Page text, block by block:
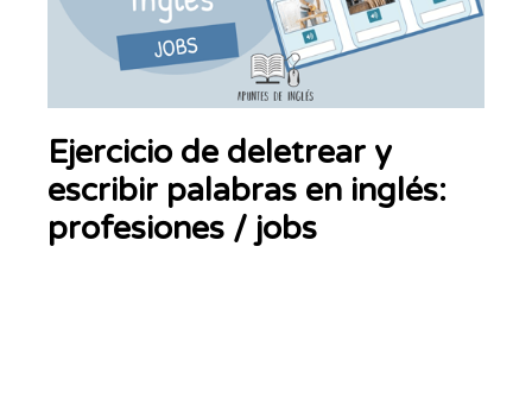
Ejercicio de deletrear y
escribir palabras en inglés:
profesiones / jobs